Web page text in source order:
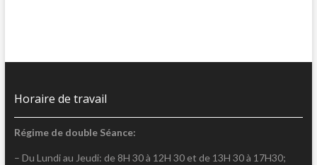
Horaire de travail
Régime de double Séance:
– Du Lundi au Jeudi: de 8H 30 à 12H 30 et de 13H 30 à 17H30;